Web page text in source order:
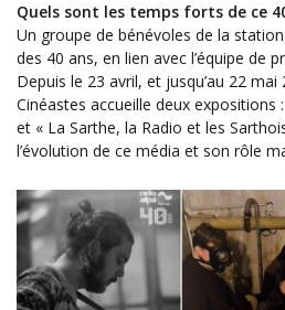
Quels sont les temps forts de ce
Un groupe de bénévoles de la
des 40 ans, en lien avec l’équipe de
Depuis le 23 avril, et jusqu’au 22
Cinéastes accueille deux expositions
et « La Sarthe, la Radio et les
l’évolution de ce média et son rôle